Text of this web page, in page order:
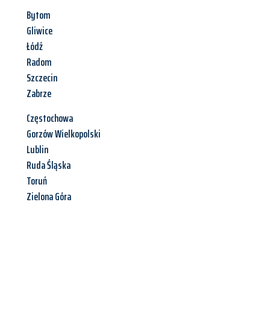
Bytom
Gliwice
Łódź
Radom
Szczecin
Zabrze
Częstochowa
Gorzów Wielkopolski
Lublin
Ruda Śląska
Toruń
Zielona Góra